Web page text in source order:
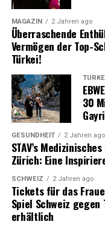
Das Projekt ist ein
Zusammenarbeit
Zusammenarbeit
Schweiz und
Krankenhaus
zugutekommen
gestrafft und der
können Pflegekräfte
aufwenden. Das
aus. Mit diesem
branchenweit
Dienstplanung
MAGAZIN 2 Jahren ago
Überraschende
Vermögen der Top-
Türkei!
30
GESUNDHEIT 2 Jahren ago
STAV’s
Zürich: Eine
SCHWEIZ 2 Jahren ago
Tickets für das
Spiel Schweiz
erhältlich